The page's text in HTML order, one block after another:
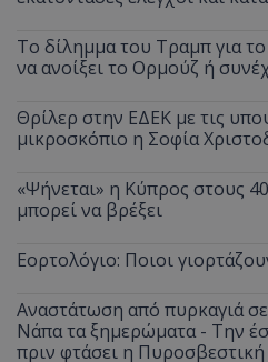
Το δίλημμα του Τραμπ για
να ανοίξει το Ορμούζ ή
Θρίλερ στην ΕΔΕΚ με τις
μικροσκόπιο η Σοφία
«Ψήνεται» η Κύπρος στους
μπορεί να βρέξει
Εορτολόγιο: Ποιοι
Αναστάτωση από πυρκαγιά
Νάπα τα ξημερώματα - Την
πριν φτάσει η Πυροσβεστική